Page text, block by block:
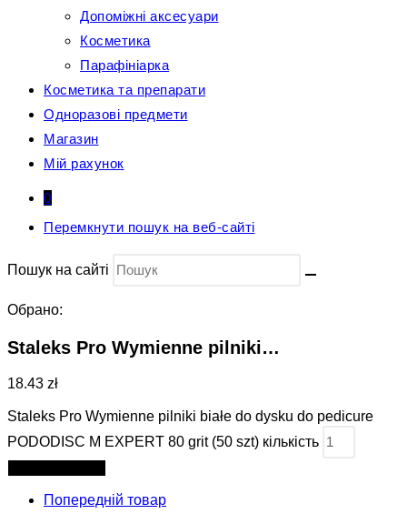
Допоміжні аксесуари
Косметика
Парафініарка
Косметика та препарати
Одноразові предмети
Магазин
Мій рахунок
0
Перемкнути пошук на веб-сайті
Пошук на сайті
Обрано:
Staleks Pro Wymienne pilniki…
18.43 zł
Staleks Pro Wymienne pilniki białe do dysku do pedicure
PODODISC M EXPERT 80 grit (50 szt) кількість
Попередній товар